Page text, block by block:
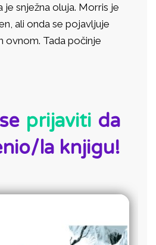
je snježna oluja. Morris je
ali onda se pojavljuje
ovnom. Tada počinje
prijaviti da
la knjigu!